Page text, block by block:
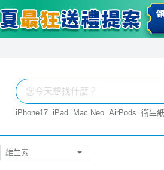
iPhone17 iPad Mac Neo AirPods 衛生紙
維生素